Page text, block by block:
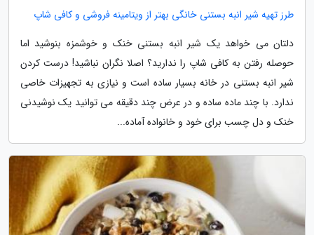
طرز تهیه شیر انبه بستنی خانگی بهتر از ویتامینه فروشی و کافی شاپ
دلتان می خواهد یک شیر انبه بستنی خنک و خوشمزه بنوشید اما
حوصله رفتن به کافی شاپ را ندارید؟ اصلا نگران نباشید! درست کردن
شیر انبه بستنی در خانه بسیار ساده است و نیازی به تجهیزات خاصی
ندارد. با چند ماده ساده و در عرض چند دقیقه می توانید یک نوشیدنی
خنک و دل چسب برای خود و خانواده آماده...